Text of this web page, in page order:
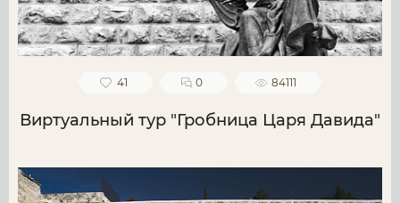
41 0 84111
Виртуальный тур "Гробница Царя Давида"